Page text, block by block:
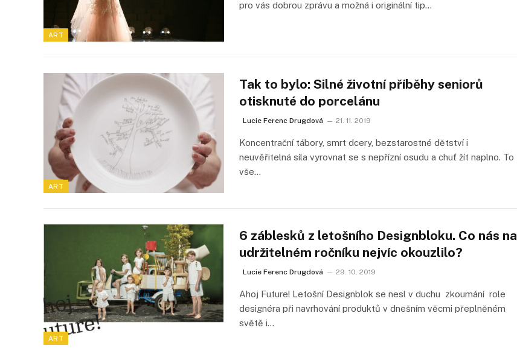
ART
pro vás dobrou zprávu a možná i originální tip…
ART
Tak to bylo: Silné životní příběhy seniorů
otisknuté do porcelánu
Lucie Ferenc Drugdová 21. 11. 2019
Koncentrační tábory, smrt dcery, bezstarostné dětství i
neuvěřitelná síla vyrovnat se s nepřízní osudu a chuť žít naplno. To
vše…
ART
6 záblesků z letošního Designbloku. Co nás na
udržitelném ročníku nejvíc okouzlilo?
Lucie Ferenc Drugdová 29. 10. 2019
Ahoj Future! Letošní Designblok se nesl v duchu zkoumání role
designéra při navrhování produktů v dnešním věcmi přeplněném
světě i…